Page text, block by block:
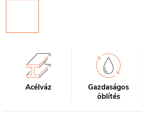
Acélváz
Gazdaságos
öblítés